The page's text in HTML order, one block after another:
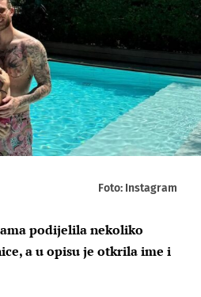
Foto: Instagram
podijelila nekoliko
a u opisu je otkrila ime i